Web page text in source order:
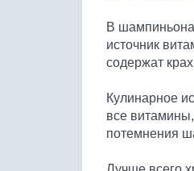
В
источник
содержат
Кулинарное
все
потемнения